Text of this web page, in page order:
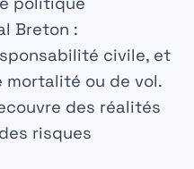
Breton :
civile, et
mortalité ou de vol.
des réalités
risques